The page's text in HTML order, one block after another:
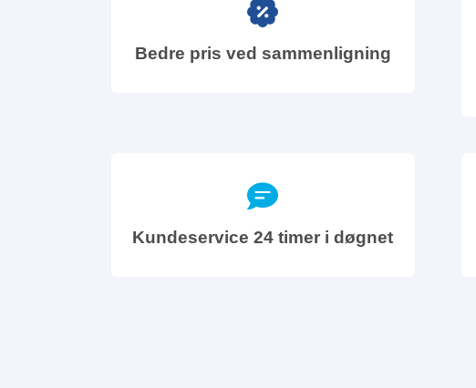
Bedre pris ved sammenligning
Kundeservice 24 timer i døgnet